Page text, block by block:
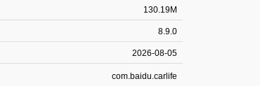
130.19M
8.9.0
2026-08-05
com.baidu.carlife